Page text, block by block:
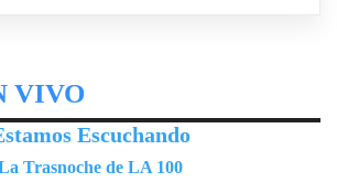
VIVO
Escuchando
Trasnoche de LA 100